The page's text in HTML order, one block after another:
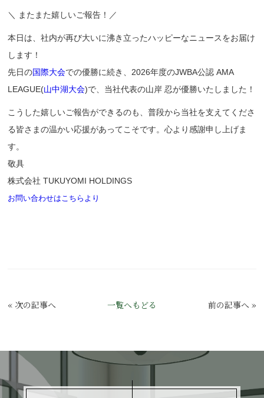
＼ またまた嬉しいご報告！／
本日は、社内が再び大いに沸き立ったハッピーなニュースをお届け
します！
先日の国際大会での優勝に続き、2026年度のJWBA公認 AMA
LEAGUE(山中湖大会)で、当社代表の山岸 忍が優勝いたしました！
こうした嬉しいご報告ができるのも、普段から当社を支えてくださ
る皆さまの温かい応援があってこそです。心より感謝申し上げま
す。
敬具
株式会社 TUKUYOMI HOLDINGS
お問い合わせはこちらより
«次の記事へ 一覧へもどる 前の記事へ»